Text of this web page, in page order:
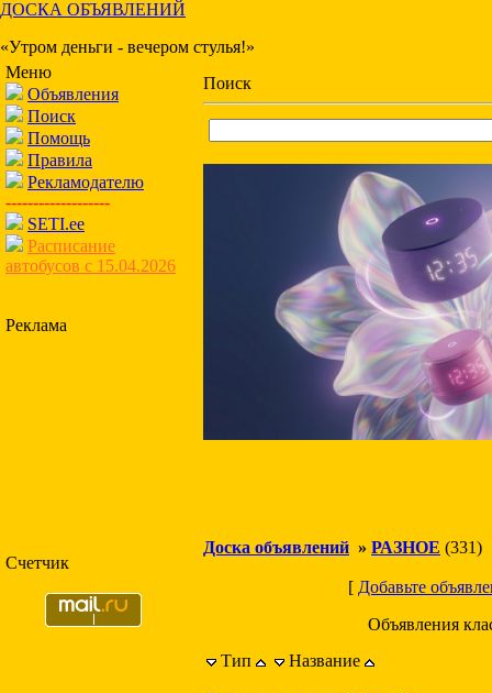
ДОСКА ОБЪЯВЛЕНИЙ
«Утром деньги - вечером стулья!»
Меню
Объявления
Поиск
Помощь
Правила
Рекламодателю
-------------------
SETI.ee
Расписание
автобусов с 15.04.2026
Реклама
Счетчик
Поиск
Доска объявлений » РАЗНОЕ (331)
[ Добавьте
Объявления
Тип
Название